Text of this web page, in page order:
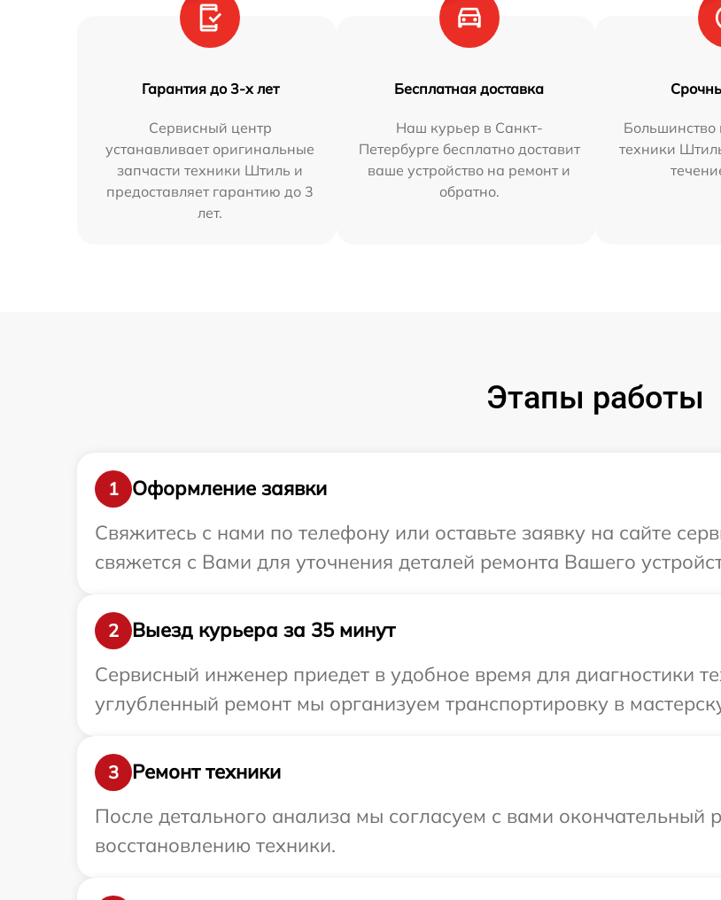
Гарантия до 3-х лет
Сервисный центр
устанавливает оригинальные
запчасти техники Штиль и
предоставляет гарантию до 3
лет.
Бесплатная доставка
Наш курьер в Санкт-
Петербурге бесплатно доставит
ваше устройство на ремонт и
обратно.
Большинство
техники
Этапы работы
1
Оформление заявки
Свяжитесь с нами по телефону или оставьте заявку на сайте
свяжется с Вами для уточнения деталей ремонта Вашего
2
Выезд курьера за 35 минут
Сервисный инженер приедет в удобное время для диагностики
углубленный ремонт мы организуем транспортировку в
3
Ремонт техники
После детального анализа мы согласуем с вами окончательный
восстановлению техники.